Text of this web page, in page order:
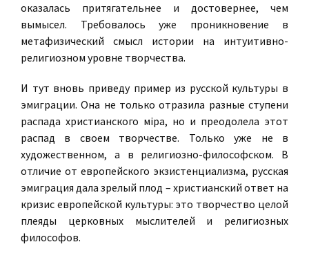
оказалась притягательнее и достовернее, чем
вымысел. Требовалось уже проникновение в
метафизический смысл истории на интуитивно-
религиозном уровне творчества.
И тут вновь приведу пример из русской культуры в
эмиграции. Она не только отразила разные ступени
распада христианского мiра, но и преодолела этот
распад в своем творчестве. Только уже не в
художественном, а в религиозно-философском. В
отличие от европейского экзистенциализма, русская
эмиграция дала зрелый плод – христианский ответ на
кризис европейской культуры: это творчество целой
плеяды церковных мыслителей и религиозных
философов.